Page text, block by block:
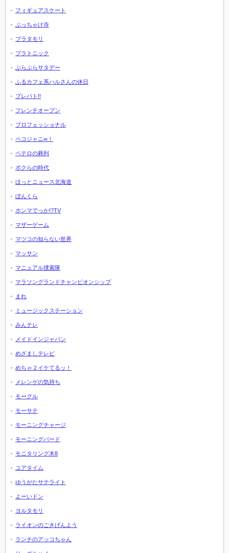
フィギュアスケート
ぶっちゃけ寺
ブラタモリ
プラトニック
ぶらぶらサタデー
ふるカフェ系ハルさんの休日
プレバト!!
フレンチオープン
プロフェッショナル
ペコジャニ∞！
ペテロの葬列
ボクらの時代
ほっとニュース北海道
ぼんくら
ホンマでっか!?TV
マザーゲーム
マツコの知らない世界
マッサン
マニュアル捜索隊
マラソングランドチャンピオンシップ
まれ
ミュージックステーション
みんテレ
メイドインジャパン
めざましテレビ
めちゃ２イケてるッ！
メレンゲの気持ち
モーグル
モーサテ
モーニングチャージ
モーニングバード
モニタリング木8
ユアタイム
ゆうがたサテライト
よーいドン
ヨルタモリ
ライオンのごきげんよう
ランチのアッコちゃん